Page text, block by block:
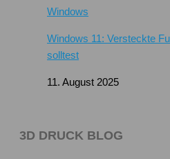
Windows
Windows 11: Versteckte
solltest
11. August 2025
3D DRUCK BLOG